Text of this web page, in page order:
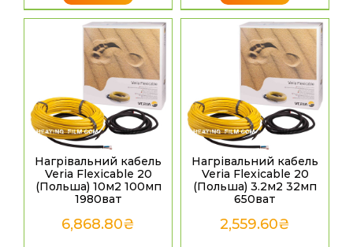
Нагрівальний кабель
Veria Flexicable 20
(Польша) 10м2 100мп
1980ват
6,868.80₴
Нагрівальний кабель
Veria Flexicable 20
(Польша) 3.2м2 32мп
650ват
2,559.60₴